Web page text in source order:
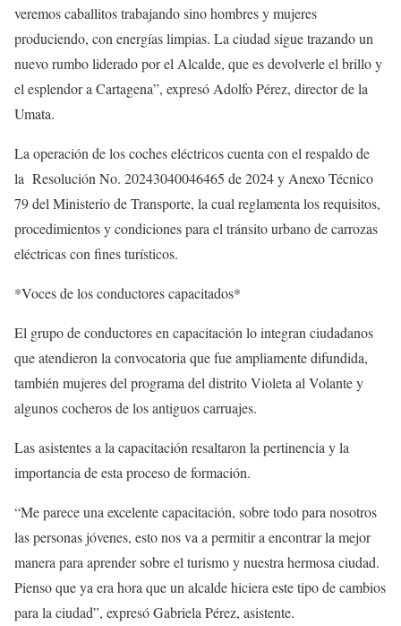
veremos caballitos trabajando sino hombres y mujeres
produciendo, con energías limpias. La ciudad sigue trazando un
nuevo rumbo liderado por el Alcalde, que es devolverle el brillo y
el esplendor a Cartagena”, expresó Adolfo Pérez, director de la
Umata.
La operación de los coches eléctricos cuenta con el respaldo de
la Resolución No. 20243040046465 de 2024 y Anexo Técnico
79 del Ministerio de Transporte, la cual reglamenta los requisitos,
procedimientos y condiciones para el tránsito urbano de carrozas
eléctricas con fines turísticos.
*Voces de los conductores capacitados*
El grupo de conductores en capacitación lo integran ciudadanos
que atendieron la convocatoria que fue ampliamente difundida,
también mujeres del programa del distrito Violeta al Volante y
algunos cocheros de los antiguos carruajes.
Las asistentes a la capacitación resaltaron la pertinencia y la
importancia de esta proceso de formación.
“Me parece una excelente capacitación, sobre todo para nosotros
las personas jóvenes, esto nos va a permitir a encontrar la mejor
manera para aprender sobre el turismo y nuestra hermosa ciudad.
Pienso que ya era hora que un alcalde hiciera este tipo de cambios
para la ciudad”, expresó Gabriela Pérez, asistente.